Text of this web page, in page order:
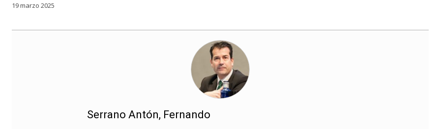
19 marzo 2025
Serrano Antón, Fernando